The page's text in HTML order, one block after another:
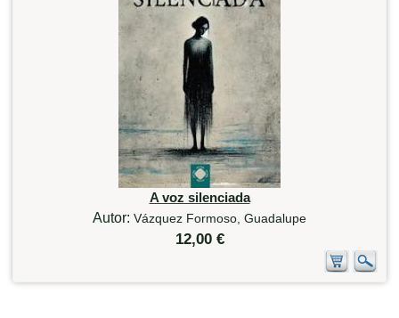
A voz silenciada
Autor: Vázquez Formoso, Guadalupe
12,00 €